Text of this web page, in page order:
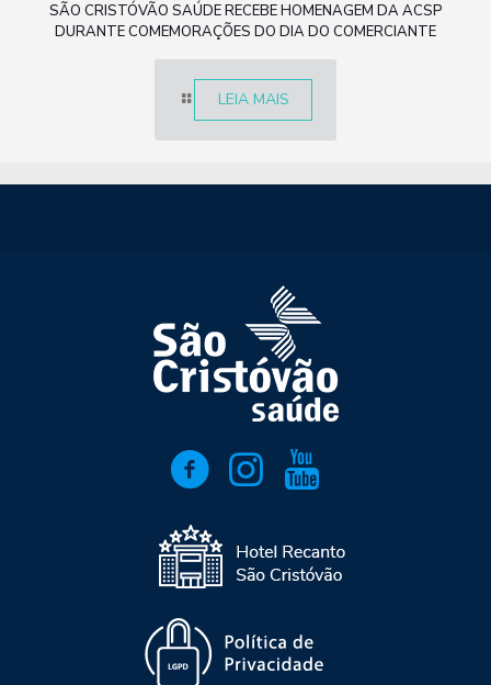
SÃO CRISTÓVÃO SAÚDE RECEBE HOMENAGEM DA ACSP
DURANTE COMEMORAÇÕES DO DIA DO COMERCIANTE
LEIA MAIS